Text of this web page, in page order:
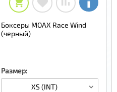
Боксеры MOAX Race Wind
(черный)
Размер:
XS (INT)